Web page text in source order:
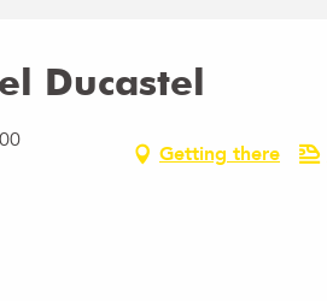
Ducastel
Getting there